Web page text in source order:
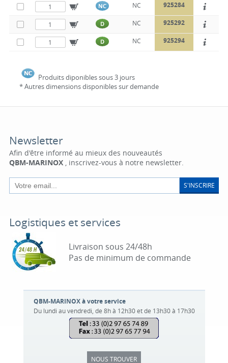
NC NC 925284
D NC 925292
D NC 925294
Produits diponibles sous 3 jours
* Autres dimensions disponibles sur demande
Newsletter
Afin d'être informé au mieux des nouveautés
QBM-MARINOX, inscrivez-vous à notre newsletter.
S'INSCRIRE
Logistiques et services
Livraison sous 24/48h
Pas de minimum de commande
QBM-MARINOX à votre service
Du lundi au vendredi, de 8h à 12h30 et de 13h30 à 17h30
NOUS TROUVER